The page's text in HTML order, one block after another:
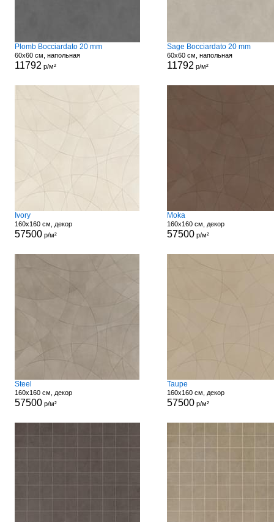
Plomb Bocciardato 20 mm
60x60 см, напольная
11792 р/м²
Sage Bocciardato 20 mm
60x60 см, напольная
11792 р/м²
Ivory
160x160 см, декор
57500 р/м²
Moka
160x160 см, декор
57500 р/м²
Steel
160x160 см, декор
57500р/м²
Taupe
160x160 см, декор
57500р/м²